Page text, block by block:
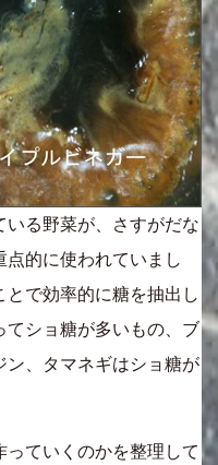
いる野菜が、さすがだな
点的に使われていまし
で効率的に糖を抽出し
てショ糖が多いもの、ブ
ン、タマネギはショ糖が
ていくのかを整理して